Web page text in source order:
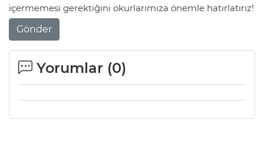
içermemesi gerektiğini okurlarımıza önemle hatırlatırız!
Gönder
Yorumlar (0)